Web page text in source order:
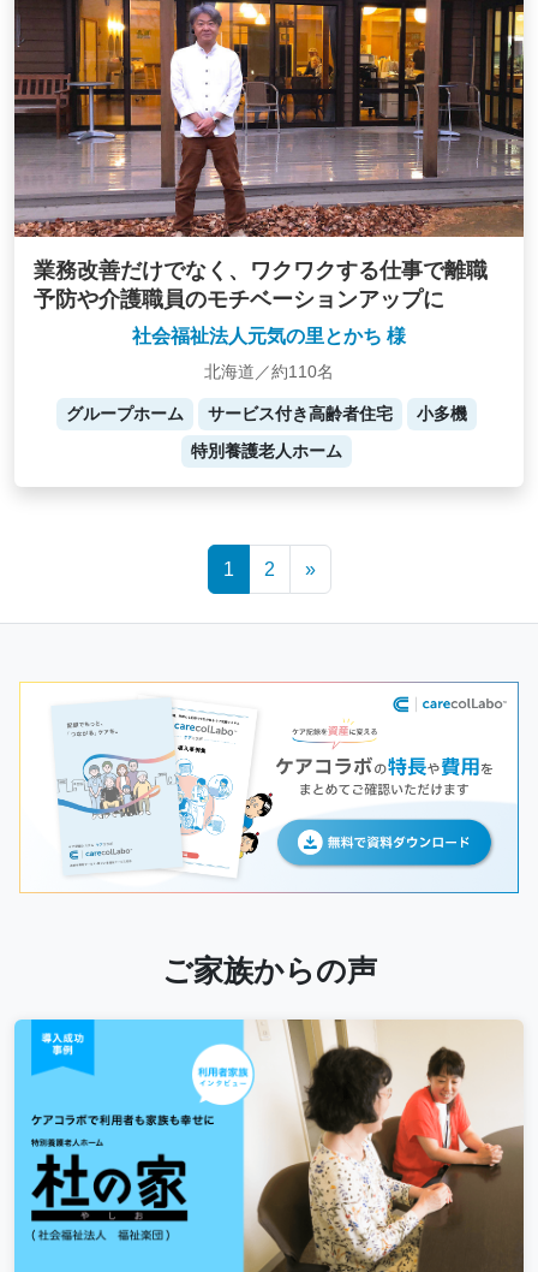
業務改善だけでなく、ワクワクする仕事で離職
予防や介護職員のモチベーションアップに
社会福祉法人元気の里とかち 様
北海道／約110名
グループホーム サービス付き高齢者住宅
小多機
特別養護老人ホーム
1 2 »
ご家族からの声